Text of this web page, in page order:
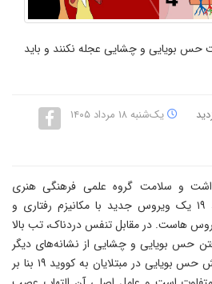
حس بویایی و چشایی عجله نکنند و باید
یک‌شنبه ۱۸ مرداد ۱۴۰۵
و سلامت گروه علمی فرهنگی هنری
، کووید ۱۹ یک ویروس جدید با مکانیزم رفتاری و
هاست. در مقابل تنفس دردناک، تب بالا
حس بویایی و چشایی از نشانه‌های دیگر
ابتلا به این بیماری است، کاهش حس بویایی در مبتلایان به کووید ۱۹ بنا بر